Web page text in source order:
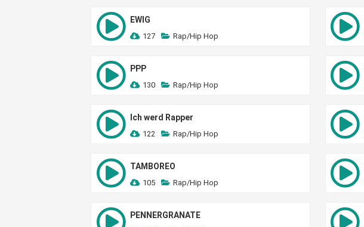
EWIG
127 Rap/Hip Hop
PPP
130 Rap/Hip Hop
Ich werd Rapper
122 Rap/Hip Hop
TAMBOREO
105 Rap/Hip Hop
PENNERGRANATE